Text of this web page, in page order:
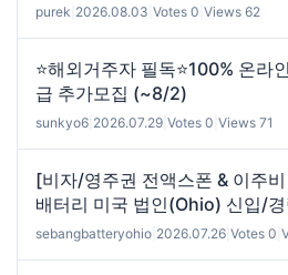
purek 2026.08.03 Votes 0 Views 62
⭐해외거주자 필독⭐100% 온라
급 추가모집 (~8/2)
sunkyo6 2026.07.29 Votes 0 Views 71
[비자/영주권 전액스폰 & 이주
배터리 미국 법인(Ohio) 신입/경
sebangbatteryohio 2026.07.26 Votes 0